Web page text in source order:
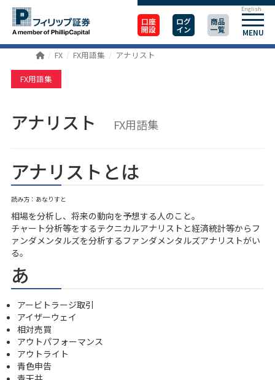
口座
開設
ログ
イン
商品
一覧 MENU
English
FX FX用語集 アナリスト
FX用語集
アナリスト FX用語集
アナリストとは
読み方：あなりすと
相場を分析し、将来の動向を予想する人のこと。
チャート分析等をするテクニカルアナリストと経済統計等からフ
ァンダメンタルズを分析するファンダメンタルズアナリストがい
る。
あ
アービトラージ取引
アイザーウェイ
相対売買
アウトパフォーマンス
アウトライト
青色申告